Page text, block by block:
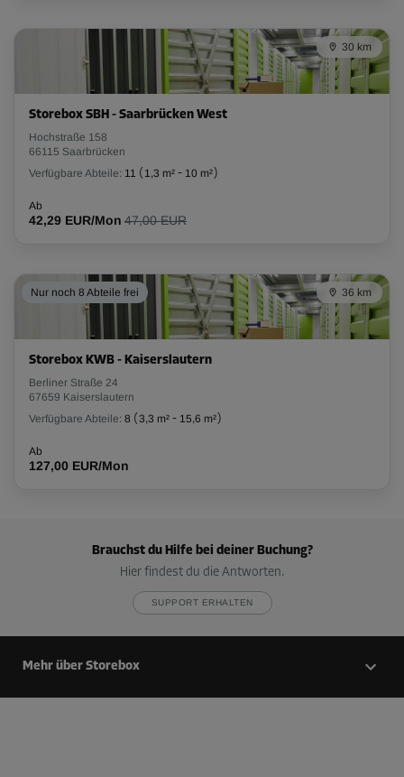
30 km
Storebox SBH - Saarbrücken West
Hochstraße 158
66115 Saarbrücken
Verfügbare Abteile: 11 ( 1,3 m² - 10 m²)
Ab
42,29 EUR/Mon 47,00 EUR
Nur noch 8 Abteile frei 36 km
Storebox KWB - Kaiserslautern
Berliner Straße 24
67659 Kaiserslautern
Verfügbare Abteile: 8 (3,3 m² - 15,6 m²)
Ab
127,00 EUR/Mon
Brauchst du Hilfe bei deiner Buchung?
Hier findest du die Antworten.
SUPPORT ERHALTEN
Mehr über Storebox